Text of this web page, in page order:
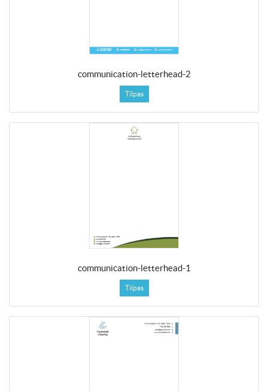
communication-letterhead-2
Tilpas
communication-letterhead-1
Tilpas